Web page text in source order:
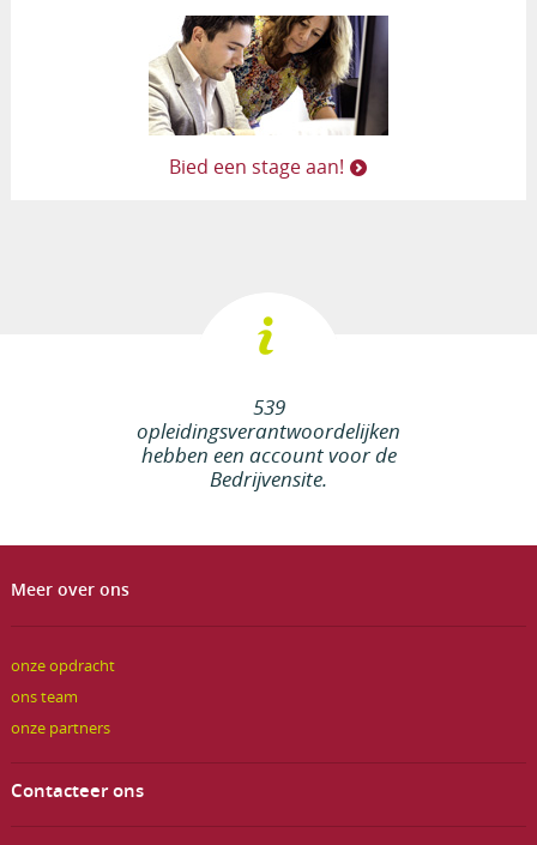
Bied een stage aan!
539
opleidingsverantwoordelijken
hebben een account voor de
Bedrijvensite.
Meer over ons
onze opdracht
ons team
onze partners
Contacteer ons